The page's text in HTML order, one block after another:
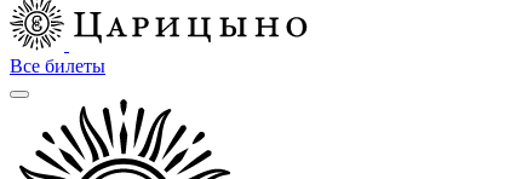
Все билеты